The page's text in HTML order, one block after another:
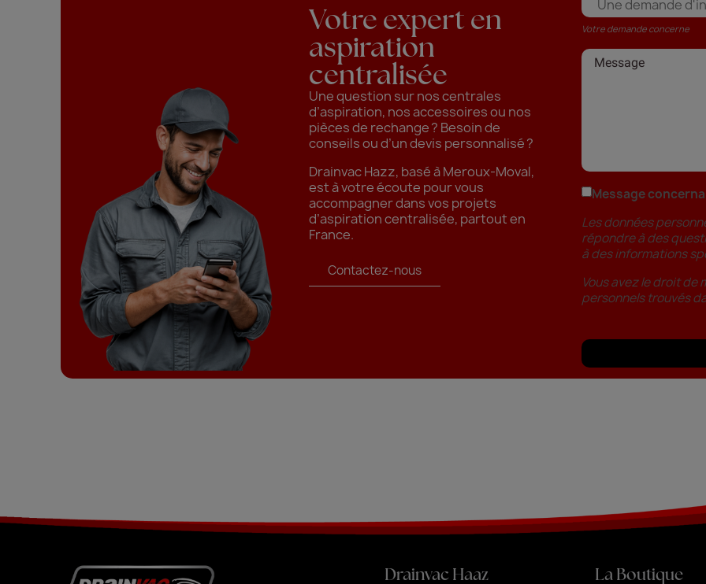
Votre expert en
aspiration
centralisée
Une question sur nos centrales
d’aspiration, nos accessoires ou nos
pièces de rechange ? Besoin de
conseils ou d’un devis personnalisé ?
Drainvac Hazz, basé à Meroux-Moval,
est à votre écoute pour vous
accompagner dans vos projets
d’aspiration centralisée, partout en
France.
Contactez-nous
Votre demande concerne
Message
Les données
répondre à des
à des informations
Vous avez le droit
personnels trouvés
Drainvac Haaz La Boutique